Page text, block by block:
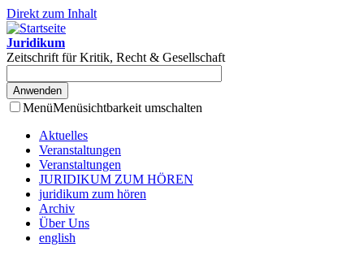
Direkt zum Inhalt
Juridikum
Zeitschrift für Kritik, Recht & Gesellschaft
MenüMenüsichtbarkeit umschalten
Aktuelles
Veranstaltungen
Veranstaltungen
JURIDIKUM ZUM HÖREN
juridikum zum hören
Archiv
Über Uns
english